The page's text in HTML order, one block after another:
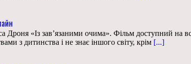
«Із зав’язаними очима». Фільм доступний на
з дитинства і не знає іншого світу, крім [...]